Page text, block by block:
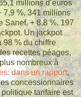
millions d’euros
7,9 %, 341 millions
Sanef, + 8,8 %, 197
Un jackpot
98 % du chiffre
recettes péages,
nombreux à
dans un rapport,
concessionnaires
tarifaire est